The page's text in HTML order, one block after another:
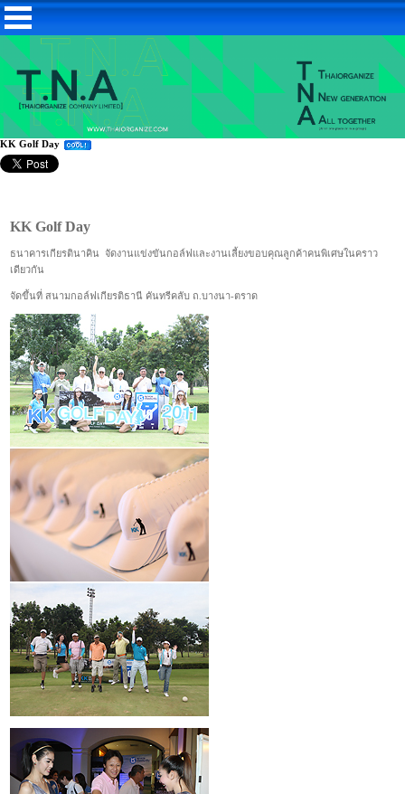
KK Golf Day
KK Golf Day
ธนาคารเกียรตินาคิน จัดงานแข่งขันกอล์ฟและงานเลี้ยงขอบคุณลูกค้าคนพิเศษในคราว
เดียวกัน
จัดขึ้นที่ สนามกอล์ฟเกียรติธานี คันทรีคลับ ถ.บางนา-ตราด